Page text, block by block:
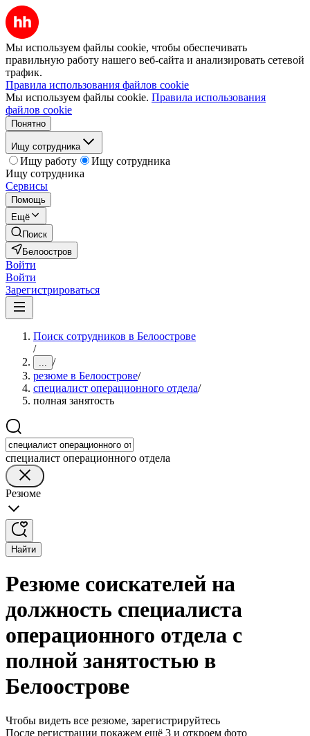
Мы используем файлы cookie, чтобы обеспечивать
правильную работу нашего веб-сайта и анализировать сетевой
трафик.
Правила использования файлов cookie
Мы используем файлы cookie. Правила использования
файлов cookie
Понятно
Ищу сотрудника
Ищу работу
Ищу сотрудника
Ищу сотрудника
Сервисы
Помощь
Ещё
Поиск
Белоостров
Войти
Войти
Зарегистрироваться
Поиск сотрудников в Белоострове
/
... /
резюме в Белоострове/
специалист операционного отдела/
полная занятость
специалист операционного отдела
Резюме
Найти
Резюме соискателей на
должность специалиста
операционного отдела с
полной занятостью в
Белоострове
Чтобы видеть все резюме, зарегистрируйтесь
После регистрации покажем ещё 3 и откроем фото